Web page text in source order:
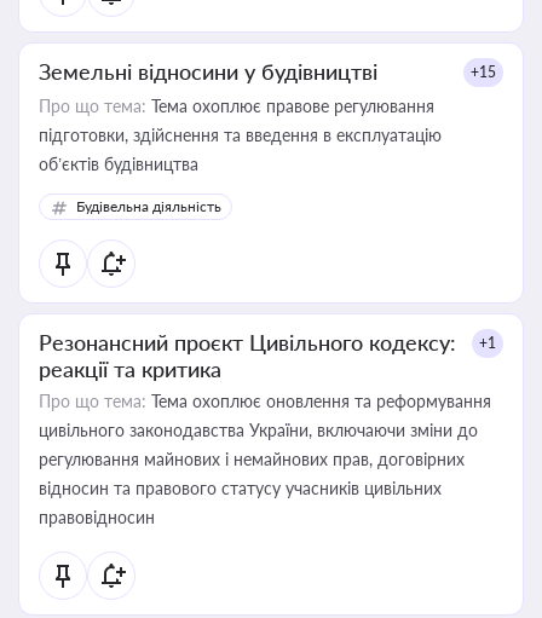
Земельні відносини у будівництві +15
Про що тема: Тема охоплює правове регулювання
підготовки, здійснення та введення в експлуатацію
об’єктів будівництва
Будівельна діяльність
Резонансний проєкт Цивільного кодексу:
реакції та критика
+1
Про що тема: Тема охоплює оновлення та реформування
цивільного законодавства України, включаючи зміни до
регулювання майнових і немайнових прав, договірних
відносин та правового статусу учасників цивільних
правовідносин